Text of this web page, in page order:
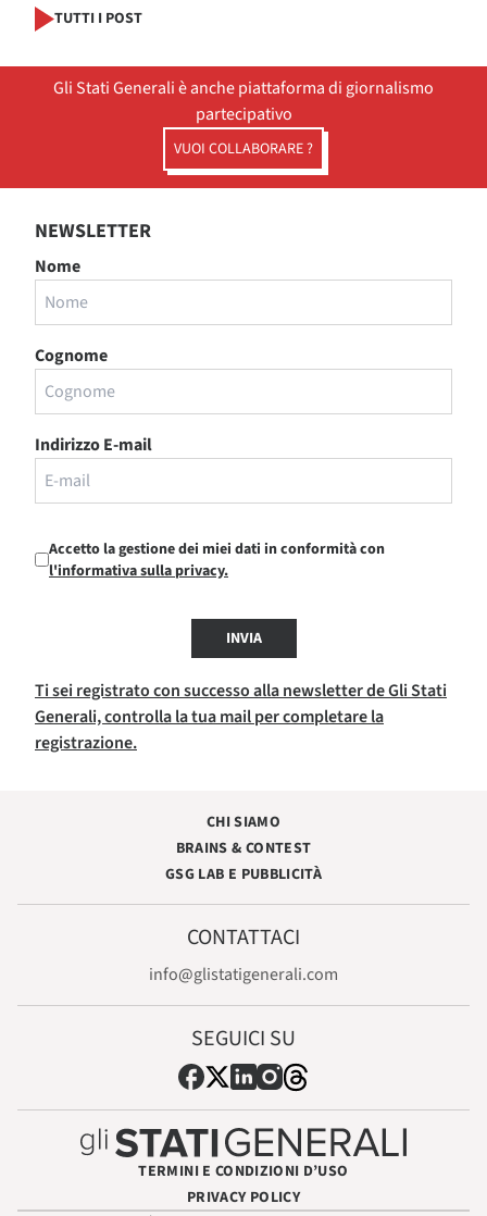
TUTTI I POST
Gli Stati Generali è anche piattaforma di giornalismo
partecipativo
VUOI COLLABORARE ?
NEWSLETTER
Nome
Cognome
Indirizzo E-mail
Accetto la gestione dei miei dati in conformità con
l'informativa sulla privacy.
INVIA
Ti sei registrato con successo alla newsletter de Gli Stati
Generali, controlla la tua mail per completare la
registrazione.
CHI SIAMO
BRAINS & CONTEST
GSG LAB E PUBBLICITÀ
CONTATTACI
info@glistatigenerali.com
SEGUICI SU
TERMINI E CONDIZIONI D’USO
PRIVACY POLICY